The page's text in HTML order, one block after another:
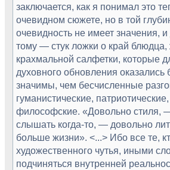
заключается, как я понимал это
очевидном сюжете, но в той
очевидность не имеет значения, и
тому — стук ложки о край блюдца,
крахмальной салфетки, которые
духовного обновления
значимы, чем бесчисленные
гуманистические,
философские. «Довольно стиля,
слышать когда-то, — довольно
больше жизни». <...> Ибо все те,
художественного чутья, иными
подчиняться внутренней